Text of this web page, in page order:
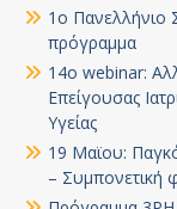
1ο Πανελλήνιο
πρόγραμμα
14ο webinar:
Επείγουσας
Υγείας
19 Μαϊου:
– Συμπονετική